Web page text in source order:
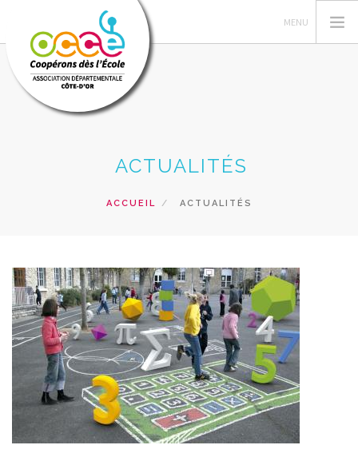
FEDERATION OCCE
SERVICES
ACCÈS RÉSERVÉ
RECHERCHER
CONTACT
ACTUALITÉS
ACCUEIL ACTUALITÉS